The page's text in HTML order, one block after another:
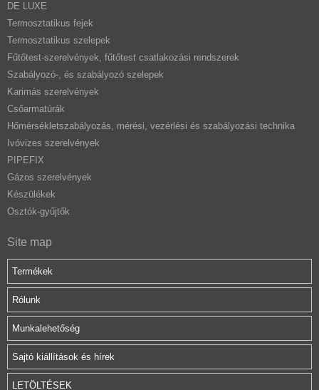
DE LUXE
Termosztatikus fejek
Termosztatikus szelepek
Fűtőtest-szerelvények, fűtőtest csatlakozási rendszerek
Szabályozó-, és szabályozó szelepek
Karimás szerelvények
Csőarmatúrák
Hőmérsékletszabályozás, mérési, vezérlési és szabályozási technika
Ivóvizes szerelvények
PIPEFIX
Gázos szerelvények
Készülékek
Osztók-gyűjtők
Site map
Termékek
Rólunk
Munkalehetőség
Sajtó kiállítások és hírek
LETÖLTÉSEK